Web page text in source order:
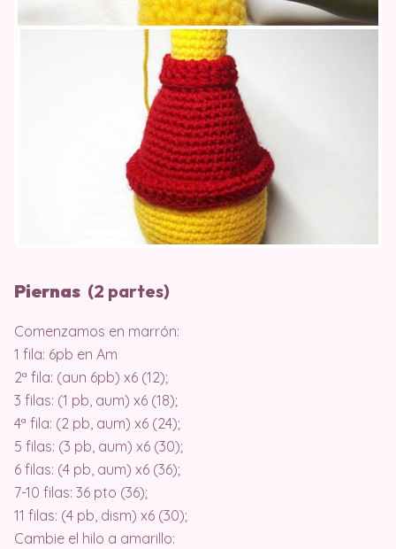
Piernas (2 partes)
Comenzamos en marrón:
1 fila: 6pb en Am
2ª fila: (aun 6pb) x6 (12);
3 filas: (1 pb, aum) x6 (18);
4ª fila: (2 pb, aum) x6 (24);
5 filas: (3 pb, aum) x6 (30);
6 filas: (4 pb, aum) x6 (36);
7-10 filas: 36 pto (36);
11 filas: (4 pb, dism) x6 (30);
Cambie el hilo a amarillo: